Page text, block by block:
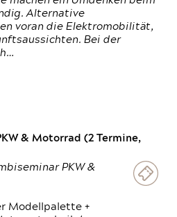
Alternative
voran die Elektromobilität,
Bei der
& Motorrad (2 Termine,
PKW &
Modellpalette +